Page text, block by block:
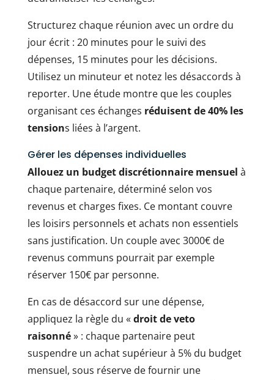
Structurez chaque réunion avec un ordre du
jour écrit : 20 minutes pour le suivi des
dépenses, 15 minutes pour les décisions.
Utilisez un minuteur et notez les désaccords à
reporter. Une étude montre que les couples
organisant ces échanges réduisent de 40% les
tensions liées à l’argent.
Gérer les dépenses individuelles
Allouez un budget discrétionnaire mensuel à
chaque partenaire, déterminé selon vos
revenus et charges fixes. Ce montant couvre
les loisirs personnels et achats non essentiels
sans justification. Un couple avec 3000€ de
revenus communs pourrait par exemple
réserver 150€ par personne.
En cas de désaccord sur une dépense,
appliquez la règle du «droit de veto
raisonné» : chaque partenaire peut
suspendre un achat supérieur à 5% du budget
mensuel, sous réserve de fournir une